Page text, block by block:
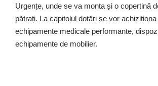
Urgențe, unde se va monta și o copertină
pătrați. La capitolul dotări se vor achiziționa
echipamente medicale performante,
echipamente de mobilier.